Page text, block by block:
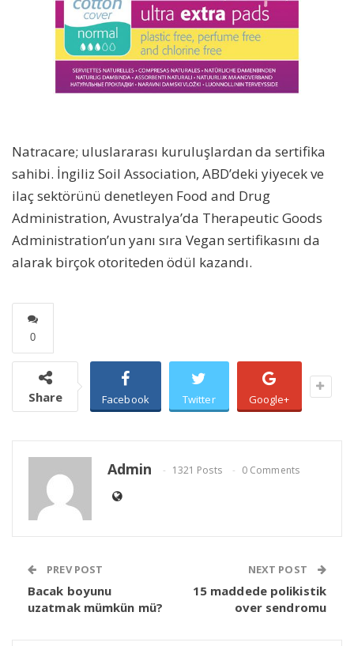
Natracare; uluslararası kuruluşlardan da sertifika
sahibi. İngiliz Soil Association, ABD’deki yiyecek ve
ilaç sektörünü denetleyen Food and Drug
Administration, Avustralya’da Therapeutic Goods
Administration’un yanı sıra Vegan sertifikasını da
alarak birçok otoriteden ödül kazandı.
0
Share Facebook Twitter Google+
Admin 1321 Posts 0 Comments
PREV POST
Bacak boyunu
uzatmak mümkün mü?
NEXT POST
15 maddede polikistik
over sendromu